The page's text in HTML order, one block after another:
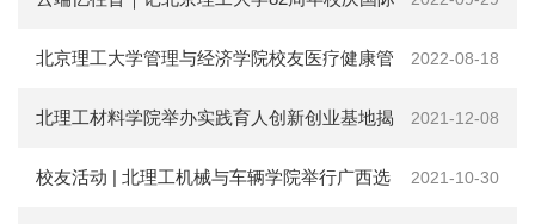
校友线上座谈会 2022-08-18
北京理工大学管理与经济学院校友医疗健康管
理俱乐部成立 2021-12-08
北理工材料学院举办实践育人创新创业基地揭
牌仪式暨双创工作总结动员会 2021-10-30
校友活动 | 北理工机械与车辆学院举行广西选